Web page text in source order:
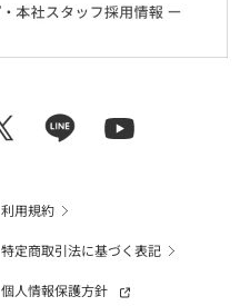
利用規約
特定商取引法に基づく表記
個人情報保護方針